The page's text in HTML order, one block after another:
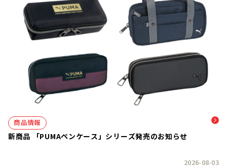
商品情報
新商品 「PUMAペンケース」シリーズ発売のお知らせ
2026-08-03